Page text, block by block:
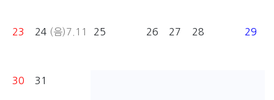
23 24 (음)7.11 25 26 27 28 29
30 31